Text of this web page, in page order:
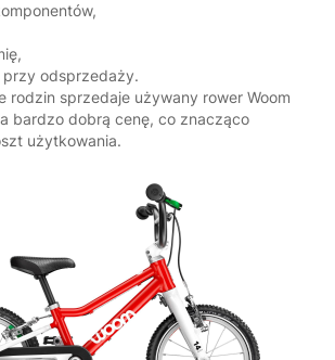
odsprzedaży.
rodzin sprzedaje używany rower Woom
bardzo dobrą cenę, co znacząco
użytkowania.